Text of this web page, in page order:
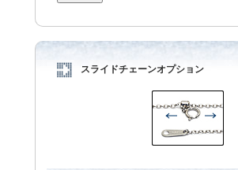
スライドチェーンオプション